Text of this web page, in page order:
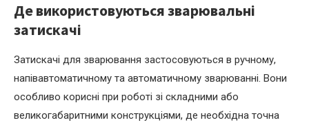
Де використовуються зварювальні
затискачі
Затискачі для зварювання застосовуються в ручному,
напівавтоматичному та автоматичному зварюванні. Вони
особливо корисні при роботі зі складними або
великогабаритними конструкціями, де необхідна точна